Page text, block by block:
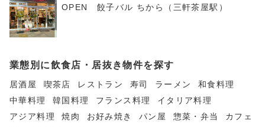
OPEN 餃子バル ちから（三軒茶屋駅）
業態別に飲食店・居抜き物件を探す
居酒屋 喫茶店 レストラン 寿司 ラーメン
和食料理
中華料理
韓国料理 フランス料理
イタリア料理
アジア料理
焼肉 お好み焼き パン屋 惣菜・弁当
カフェ